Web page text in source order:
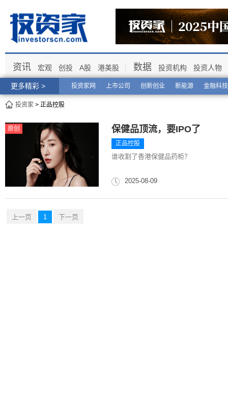
更多精彩 > 投资家网 上市公司 创新创业 新能源 金融科技
资讯 宏观 创投 A股 港美股 数据 投资机构 投资人物
投资家 > 正品控股
原创 保健品顶流，要IPO了
正品控股
谁收割了香港保健品药柜？
2025-08-09
上一页 1 下一页